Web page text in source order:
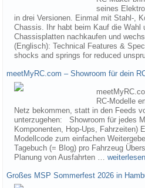
seines
in drei Versionen. Einmal mit Stahl-,
Chassis. Ihr habt beim Kauf die Wahl
Chassisplatten nachkaufen und
(Englisch): Technical Features &
shocks and springs for reduced
meetMyRC.com – Showroom für dein
RC-Modelle
Netz bekommen, statt in den Feeds
unterzugehen: Showroom für jedes
Komponenten, Hop-Ups, Fahrzeiten)
Modellcode zum einfachen
Tagebuch (= Blog) pro Fahrzeug
Planung von Ausfahrten … weiterlesen
Großes MSP Sommerfest 2026 in